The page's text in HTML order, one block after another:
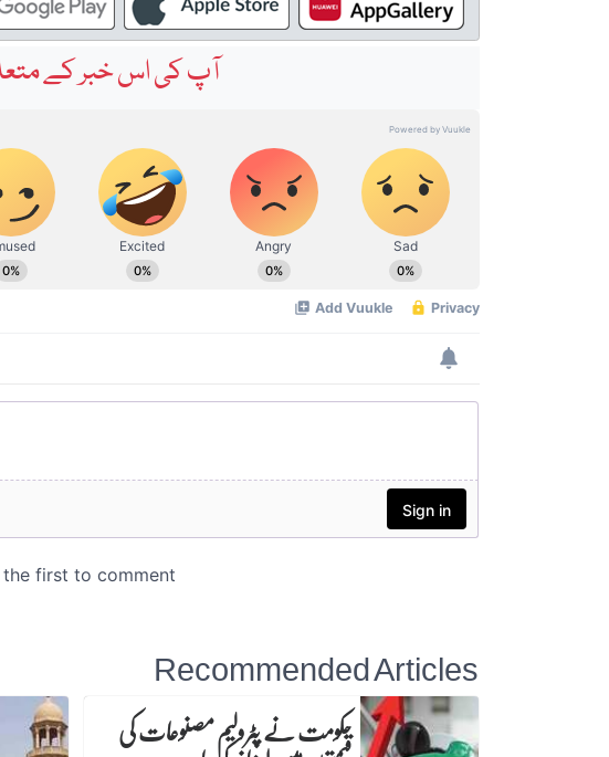
آپ کی اس خبر کے
Recommended Articles
حکومت نے پٹرولیم مصنوعات کی